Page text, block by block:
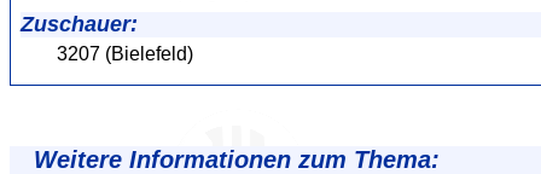
Zuschauer:
3207 (Bielefeld)
Weitere Informationen zum Thema: